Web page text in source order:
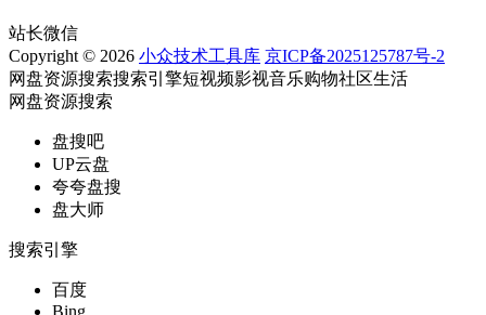
站长微信
Copyright © 2026 小众技术工具库 京ICP备2025125787号-2
网盘资源搜索搜索引擎短视频影视音乐购物社区生活
网盘资源搜索
盘搜吧
UP云盘
夸夸盘搜
盘大师
搜索引擎
百度
Bing